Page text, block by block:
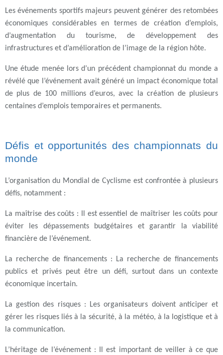
Les événements sportifs majeurs peuvent générer des retombées
économiques considérables en termes de création d’emplois,
d’augmentation du tourisme, de développement des
infrastructures et d’amélioration de l’image de la région hôte.
Une étude menée lors d’un précédent championnat du monde a
révélé que l’événement avait généré un impact économique total
de plus de 100 millions d’euros, avec la création de plusieurs
centaines d’emplois temporaires et permanents.
Défis et opportunités des championnats du
monde
L’organisation du Mondial de Cyclisme est confrontée à plusieurs
défis, notamment :
La maîtrise des coûts : Il est essentiel de maîtriser les coûts pour
éviter les dépassements budgétaires et garantir la viabilité
financière de l’événement.
La recherche de financements : La recherche de financements
publics et privés peut être un défi, surtout dans un contexte
économique incertain.
La gestion des risques: Les organisateurs doivent anticiper et
gérer les risques liés à la sécurité, à la météo, à la logistique et à
la communication.
L’héritage de l’événement : Il est important de veiller à ce que